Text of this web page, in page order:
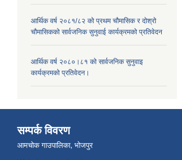
आर्थिक वर्ष २०८१/८२ को प्रथम चौमासिक र दोश्रो
चौमासिकको सार्वजनिक सुनुवाई कार्यक्रमको प्रतिवेदन
आर्थिक वर्ष २०८०।८१ को सार्वजनिक सुनुवाइ
कार्यक्रमको प्रतिवेदन।
सम्पर्क विवरण
आमचोक गाउपालिका, भोजपुर